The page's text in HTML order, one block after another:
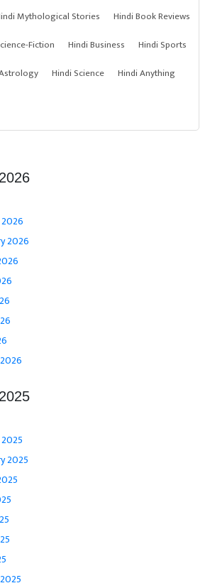
Mythological Stories
Hindi Book Reviews
Fiction Hindi Business
Hindi Sports
Hindi Science
Hindi Anything
2026
2025